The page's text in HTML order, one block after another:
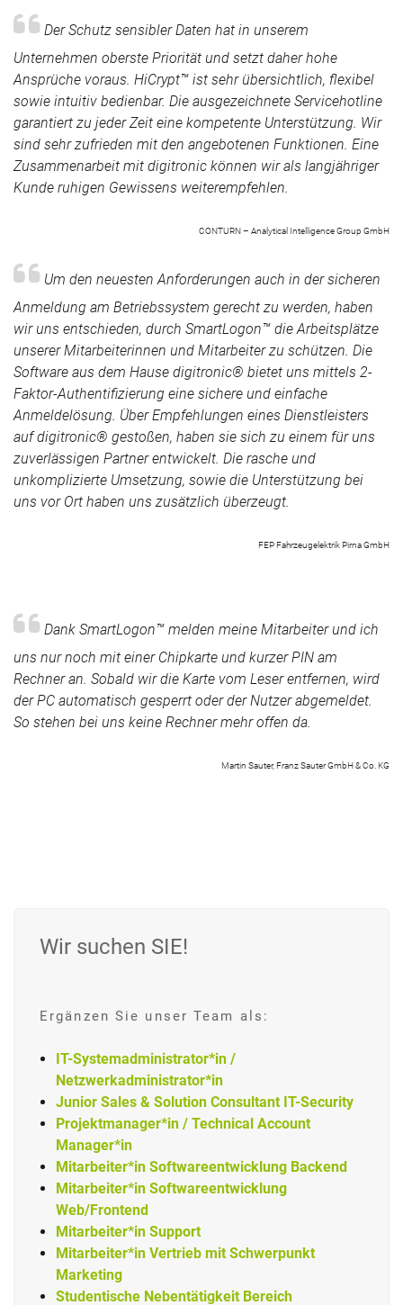
Der Schutz sensibler Daten hat in unserem
Unternehmen oberste Priorität und setzt daher hohe
Ansprüche voraus. HiCrypt™ ist sehr übersichtlich, flexibel
sowie intuitiv bedienbar. Die ausgezeichnete Servicehotline
garantiert zu jeder Zeit eine kompetente Unterstützung. Wir
sind sehr zufrieden mit den angebotenen Funktionen. Eine
Zusammenarbeit mit digitronic können wir als langjähriger
Kunde ruhigen Gewissens weiterempfehlen.
CONTURN – Analytical Intelligence Group GmbH
Um den neuesten Anforderungen auch in der sicheren
Anmeldung am Betriebssystem gerecht zu werden, haben
wir uns entschieden, durch SmartLogon™ die Arbeitsplätze
unserer Mitarbeiterinnen und Mitarbeiter zu schützen. Die
Software aus dem Hause digitronic® bietet uns mittels 2-
Faktor-Authentifizierung eine sichere und einfache
Anmeldelösung. Über Empfehlungen eines Dienstleisters
auf digitronic® gestoßen, haben sie sich zu einem für uns
zuverlässigen Partner entwickelt. Die rasche und
unkomplizierte Umsetzung, sowie die Unterstützung bei
uns vor Ort haben uns zusätzlich überzeugt.
FEP Fahrzeugelektrik Pirna GmbH
Dank SmartLogon™ melden meine Mitarbeiter und ich
uns nur noch mit einer Chipkarte und kurzer PIN am
Rechner an. Sobald wir die Karte vom Leser entfernen, wird
der PC automatisch gesperrt oder der Nutzer abgemeldet.
So stehen bei uns keine Rechner mehr offen da.
Martin Sauter, Franz Sauter GmbH & Co. KG
Wir suchen SIE!
Ergänzen Sie unser Team als:
IT-Systemadministrator*in /
Netzwerkadministrator*in
Junior Sales & Solution Consultant IT-Security
Projektmanager*in / Technical Account
Manager*in
Mitarbeiter*in Softwareentwicklung Backend
Mitarbeiter*in Softwareentwicklung
Web/Frontend
Mitarbeiter*in Support
Mitarbeiter*in Vertrieb mit Schwerpunkt
Marketing
Studentische Nebentätigkeit Bereich